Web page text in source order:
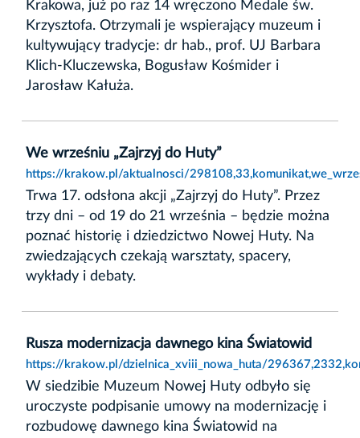
Krakowa, już po raz 14 wręczono Medale św.
Krzysztofa. Otrzymali je wspierający muzeum i
kultywujący tradycje: dr hab., prof. UJ Barbara
Klich-Kluczewska, Bogusław Kośmider i
Jarosław Kałuża.
We wrześniu „Zajrzyj do Huty”
https://krakow.pl/aktualnosci/
Trwa 17. odsłona akcji „Zajrzyj do Huty”. Przez
trzy dni – od 19 do 21 września – będzie można
poznać historię i dziedzictwo Nowej Huty. Na
zwiedzających czekają warsztaty, spacery,
wykłady i debaty.
Rusza modernizacja dawnego kina Światowid
https://krakow.pl/dzielnica_xviii_nowa_huta/
W siedzibie Muzeum Nowej Huty odbyło się
uroczyste podpisanie umowy na modernizację i
rozbudowę dawnego kina Światowid na